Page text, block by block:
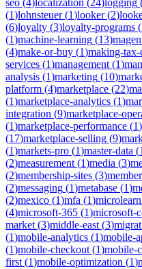
(1)lohnsteuer(1)looker(2)
(6)loyalty (3)loyalty-programs (
(1)machine-learning (13)
(4)make-or-buy (1)making-
services (1)management (1)
analysis (1)marketing (10)
platform (4)marketplace (22)
(1)marketplace-analytics (1)
integration (9)marketplace-
(1)marketplace-performance (1)
(17)marketplace-selling (9)
(1)markets-pro (1)master-data (1
(2)measurement (1)media (3)
(2)membership-sites (3)
(2)messaging (1)metabase (1)
(2)mexico (1)mfa (1)
(4)microsoft-365 (1)microsoft-
market (3)middle-east (3)
(1)mobile-analytics (1)mobile-
(1)mobile-checkout (1)mobile-
first (1)mobile-optimization (1)